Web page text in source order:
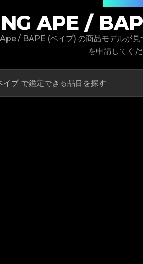
APE /
/ BAPE (ベイプ) の商品モデルが見
を申請してくだ